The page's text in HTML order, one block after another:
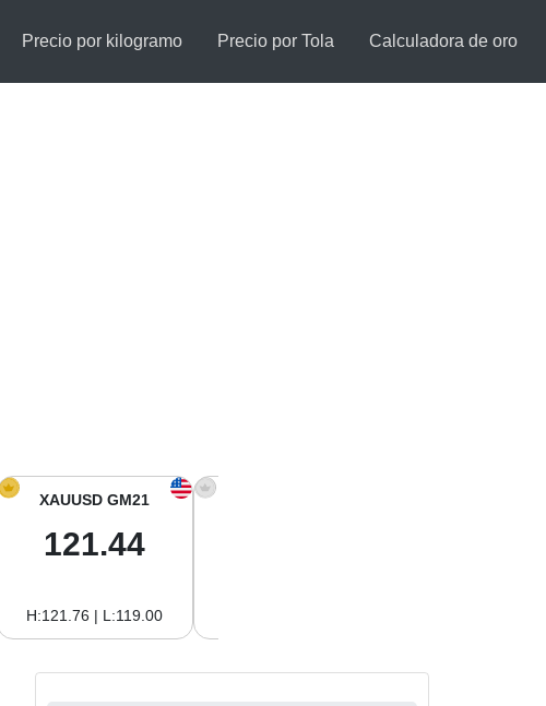
Precio por kilogramo Precio por Tola Calculadora de oro
XAUUSD GM21
121.44
H:121.76 | L:119.00